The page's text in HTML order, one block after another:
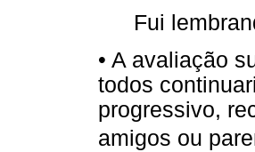
Fui
• A avaliação
todos
progressivo,
amigos ou